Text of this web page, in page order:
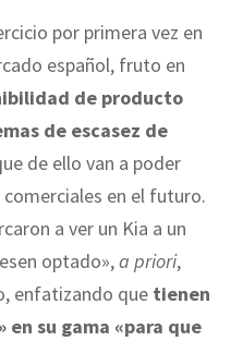
por primera vez en
español, fruto en
de producto
de escasez de
de ello van a poder
en el futuro.
a ver un Kia a un
optado»,a priori,
enfatizando que tienen
su gama «para que